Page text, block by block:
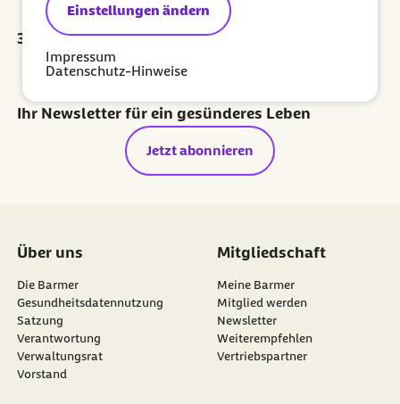
Einstellungen ändern
Impressum
Datenschutz-Hinweise
30 Euro Prämie für jede erfolgreiche Empfehlung
externer Link:
Prämie sichern
Ihr Newsletter für ein gesünderes Leben
Jetzt abonnieren
Über uns
Die Barmer
Gesundheitsdatennutzung
Satzung
Verantwortung
Verwaltungsrat
Vorstand
Mitgliedschaft
Meine Barmer
Mitglied werden
Newsletter
externer Link:
Weiterempfehlen
Vertriebspartner